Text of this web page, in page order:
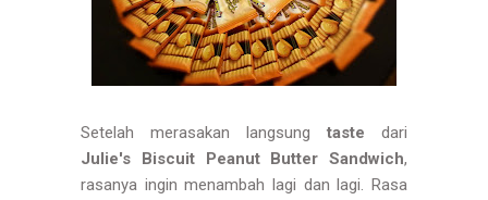
Setelah merasakan langsung taste dari
Julie's Biscuit Peanut Butter Sandwich,
rasanya ingin menambah lagi dan lagi. Rasa